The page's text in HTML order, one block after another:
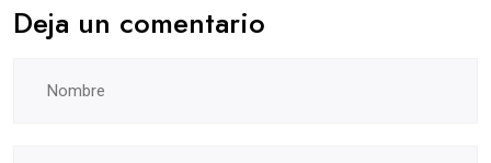
Deja un comentario